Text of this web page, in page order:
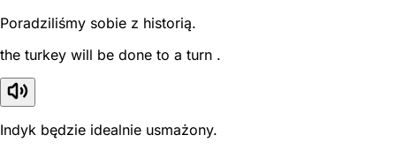
Poradziliśmy sobie z historią.
the turkey will be done to a turn .
Indyk będzie idealnie usmażony.